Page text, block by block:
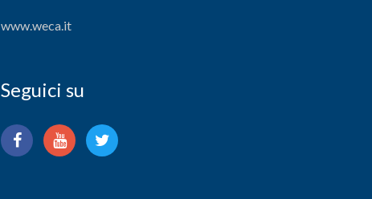
www.weca.it
Seguici su